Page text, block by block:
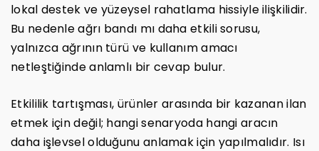
lokal destek ve yüzeysel rahatlama hissiyle ilişkilidir.
Bu nedenle ağrı bandı mı daha etkili sorusu,
yalnızca ağrının türü ve kullanım amacı
netleştiğinde anlamlı bir cevap bulur.
Etkililik tartışması, ürünler arasında bir kazanan ilan
etmek için değil; hangi senaryoda hangi aracın
daha işlevsel olduğunu anlamak için yapılmalıdır. Isı